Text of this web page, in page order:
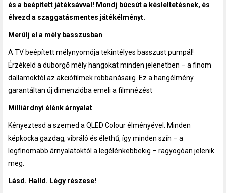
és a beépített játéksávval! Mondj búcsút a késleltetésnek, és
élvezd a szaggatásmentes játékélményt.
Merülj el a mély basszusban
A TV beépített mélynyomója tekintélyes basszust pumpál!
Érzékeld a dübörgő mély hangokat minden jelenetben – a finom
dallamoktól az akciófilmek robbanásaiig. Ez a hangélmény
garantáltan új dimenzióba emeli a filmnézést
Milliárdnyi élénk árnyalat
Kényeztesd a szemed a QLED Colour élményével. Minden
képkocka gazdag, vibráló és élethű, így minden szín – a
legfinomabb árnyalatoktól a legélénkebbekig – ragyogóan jelenik
meg.
Lásd. Halld. Légy részese!